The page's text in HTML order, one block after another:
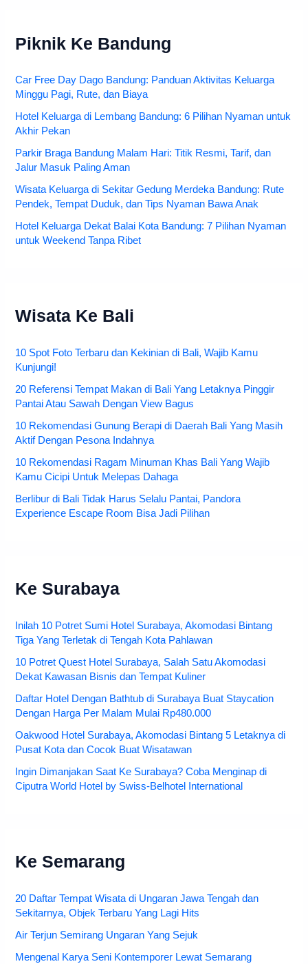
Piknik Ke Bandung
Car Free Day Dago Bandung: Panduan Aktivitas Keluarga
Minggu Pagi, Rute, dan Biaya
Hotel Keluarga di Lembang Bandung: 6 Pilihan Nyaman untuk
Akhir Pekan
Parkir Braga Bandung Malam Hari: Titik Resmi, Tarif, dan
Jalur Masuk Paling Aman
Wisata Keluarga di Sekitar Gedung Merdeka Bandung: Rute
Pendek, Tempat Duduk, dan Tips Nyaman Bawa Anak
Hotel Keluarga Dekat Balai Kota Bandung: 7 Pilihan Nyaman
untuk Weekend Tanpa Ribet
Wisata Ke Bali
10 Spot Foto Terbaru dan Kekinian di Bali, Wajib Kamu
Kunjungi!
20 Referensi Tempat Makan di Bali Yang Letaknya Pinggir
Pantai Atau Sawah Dengan View Bagus
10 Rekomendasi Gunung Berapi di Daerah Bali Yang Masih
Aktif Dengan Pesona Indahnya
10 Rekomendasi Ragam Minuman Khas Bali Yang Wajib
Kamu Cicipi Untuk Melepas Dahaga
Berlibur di Bali Tidak Harus Selalu Pantai, Pandora
Experience Escape Room Bisa Jadi Pilihan
Ke Surabaya
Inilah 10 Potret Sumi Hotel Surabaya, Akomodasi Bintang
Tiga Yang Terletak di Tengah Kota Pahlawan
10 Potret Quest Hotel Surabaya, Salah Satu Akomodasi
Dekat Kawasan Bisnis dan Tempat Kuliner
Daftar Hotel Dengan Bathtub di Surabaya Buat Staycation
Dengan Harga Per Malam Mulai Rp480.000
Oakwood Hotel Surabaya, Akomodasi Bintang 5 Letaknya di
Pusat Kota dan Cocok Buat Wisatawan
Ingin Dimanjakan Saat Ke Surabaya? Coba Menginap di
Ciputra World Hotel by Swiss-Belhotel International
Ke Semarang
20 Daftar Tempat Wisata di Ungaran Jawa Tengah dan
Sekitarnya, Objek Terbaru Yang Lagi Hits
Air Terjun Semirang Ungaran Yang Sejuk
Mengenal Karya Seni Kontemporer Lewat Semarang